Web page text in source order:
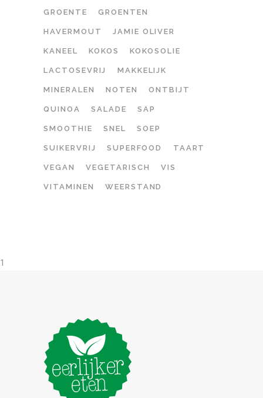
GROENTE GROENTEN
HAVERMOUT JAMIE OLIVER
KANEEL KOKOS KOKOSOLIE
LACTOSEVRIJ MAKKELIJK
MINERALEN NOTEN ONTBIJT
QUINOA SALADE SAP
SMOOTHIE SNEL SOEP
SUIKERVRIJ SUPERFOOD TAART
VEGAN VEGETARISCH VIS
VITAMINEN WEERSTAND
1